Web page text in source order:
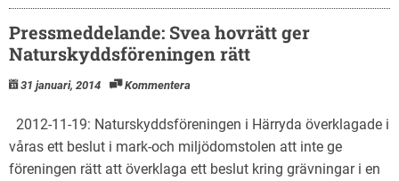
Pressmeddelande: Svea hovrätt ger
Naturskyddsföreningen rätt
31 januari, 2014 Kommentera
2012-11-19: Naturskyddsföreningen i Härryda överklagade i
våras ett beslut i mark-och miljödomstolen att inte ge
föreningen rätt att överklaga ett beslut kring grävningar i en